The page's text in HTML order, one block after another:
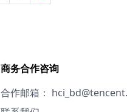
商务合作咨询
合作邮箱：